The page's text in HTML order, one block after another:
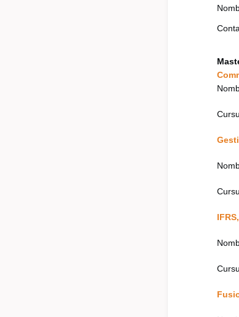
IFRS,